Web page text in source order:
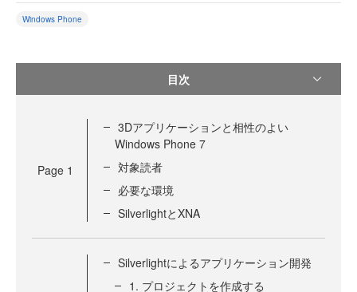
Windows Phone
目次
Page 1
3Dアプリケーションと相性のよい
Windows Phone 7
対象読者
必要な環境
SilverlightとXNA
Silverlightによるアプリケーション開発
1. プロジェクトを作成する